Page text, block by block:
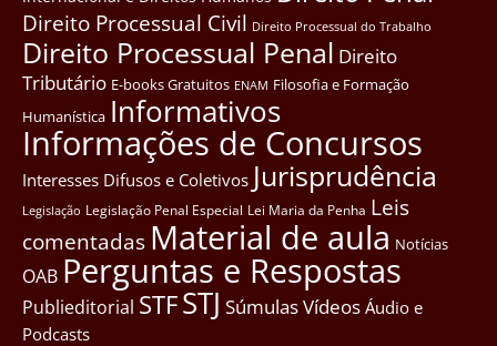
Direito Processual Civil Direito Processual do Trabalho
Direito Processual Penal Direito
Tributário E-books Gratuitos ENAM Filosofia e Formação
Humanística Informativos
Informações de Concursos
Interesses Difusos e Coletivos Jurisprudência
Legislação Legislação Penal Especial Lei Maria da Penha Leis
comentadas Material de aula Notícias
OAB Perguntas e Respostas
Publieditorial STFSTJ SúmulasVídeos Áudio e
Podcasts